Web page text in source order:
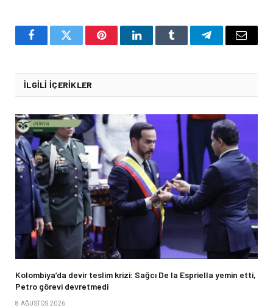
FacebookTwitter PinterestLinkedInTumblr TelegramEmail
İLGILI İÇERIKLER
Kolombiya’da devir teslim krizi: Sağcı De la Espriella yemin etti,
Petro görevi devretmedi
8 AĞUSTOS 2026